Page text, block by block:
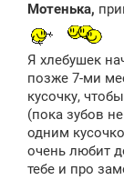
б
е
и
е
Мотенька,
Я хлебушек
позже 7-ми
кусочку,
(пока зубов
одним
очень любит
тебе и про